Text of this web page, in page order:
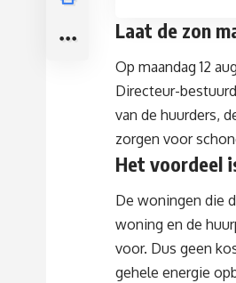
Laat de zon
Op maandag 12
Directeur-
van de huurders,
zorgen voor
Het voordeel
De woningen die
woning en de
voor. Dus geen
gehele energie